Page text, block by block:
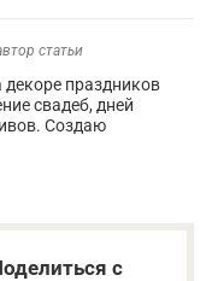
статьи
праздников
свадеб, дней
Создаю
с